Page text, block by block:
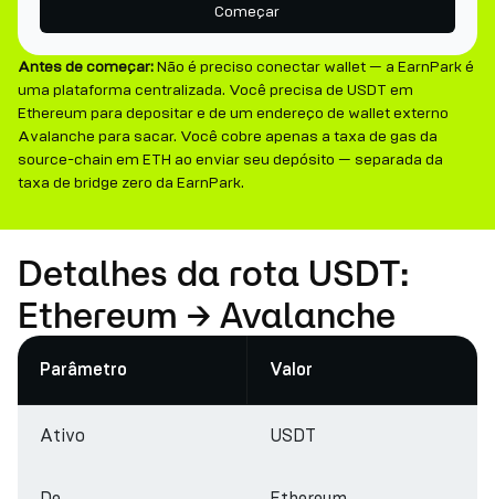
Começar
Antes de começar:Não é preciso conectar wallet — a EarnPark é
uma plataforma centralizada. Você precisa de USDT em
Ethereum para depositar e de um endereço de wallet externo
Avalanche para sacar. Você cobre apenas a taxa de gas da
source-chain em ETH ao enviar seu depósito — separada da
taxa de bridge zero da EarnPark.
Detalhes da rota USDT:
Ethereum → Avalanche
Parâmetro Valor
Ativo USDT